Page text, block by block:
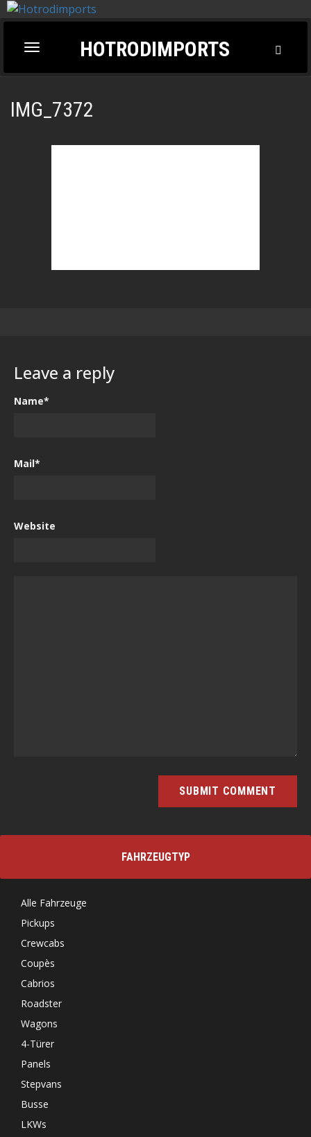
Toggle
navigation
HOTRODIMPORTS
IMG_7372
Leave a reply
Name*
Mail*
Website
FAHRZEUGTYP
Alle Fahrzeuge
Pickups
Crewcabs
Coupès
Cabrios
Roadster
Wagons
4-Türer
Panels
Stepvans
Busse
LKWs